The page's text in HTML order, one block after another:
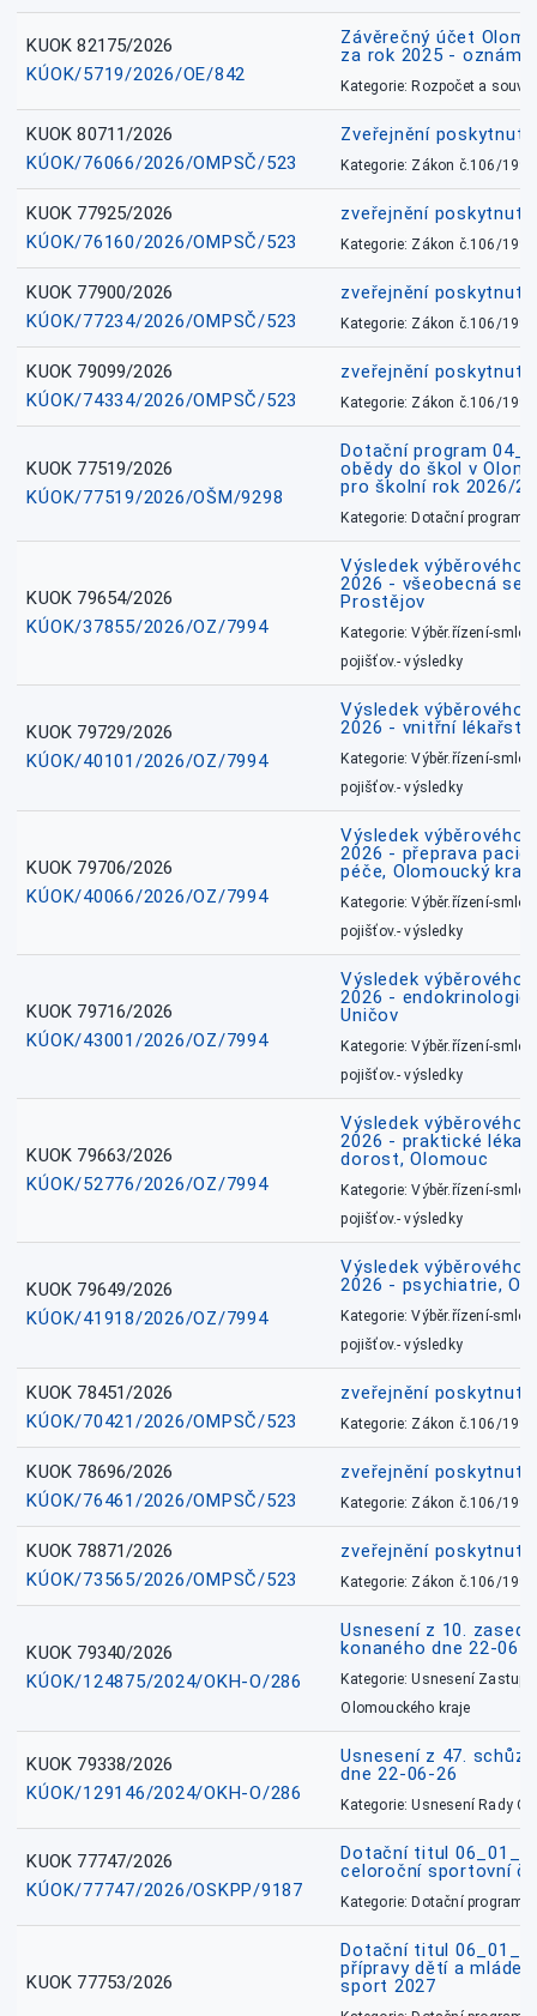
KUOK 82175/2026
KÚOK/5719/2026/OE/842
Závěrečný účet
za rok 2025 -
Kategorie: Rozpočet a
KUOK 80711/2026
KÚOK/76066/2026/OMPSČ/523
Zveřejnění
Kategorie: Zákon č.106/1999
KUOK 77925/2026
KÚOK/76160/2026/OMPSČ/523
zveřejnění
Kategorie: Zákon č.106/1999
KUOK 77900/2026
KÚOK/77234/2026/OMPSČ/523
zveřejnění
Kategorie: Zákon č.106/1999
KUOK 79099/2026
KÚOK/74334/2026/OMPSČ/523
zveřejnění
Kategorie: Zákon č.106/1999
KUOK 77519/2026
KÚOK/77519/2026/OŠM/9298
Dotační program
obědy do škol v
pro školní rok 2026/
Kategorie: Dotační
KUOK 79654/2026
KÚOK/37855/2026/OZ/7994
Výsledek výběrového
2026 - všeobecná
Prostějov
Kategorie: Výběr.řízení-
pojišťov.- výsledky
KUOK 79729/2026
KÚOK/40101/2026/OZ/7994
Výsledek výběrového
2026 - vnitřní
Kategorie: Výběr.řízení-
pojišťov.- výsledky
KUOK 79706/2026
KÚOK/40066/2026/OZ/7994
Výsledek výběrového
2026 - přeprava
péče, Olomoucký kraj
Kategorie: Výběr.řízení-
pojišťov.- výsledky
KUOK 79716/2026
KÚOK/43001/2026/OZ/7994
Výsledek výběrového
2026 - endokrinologie
Uničov
Kategorie: Výběr.řízení-
pojišťov.- výsledky
KUOK 79663/2026
KÚOK/52776/2026/OZ/7994
Výsledek výběrového
2026 - praktické
dorost, Olomouc
Kategorie: Výběr.řízení-
pojišťov.- výsledky
KUOK 79649/2026
KÚOK/41918/2026/OZ/7994
Výsledek výběrového
2026 - psychiatrie,
Kategorie: Výběr.řízení-
pojišťov.- výsledky
KUOK 78451/2026
KÚOK/70421/2026/OMPSČ/523
zveřejnění
Kategorie: Zákon č.106/1999
KUOK 78696/2026
KÚOK/76461/2026/OMPSČ/523
zveřejnění
Kategorie: Zákon č.106/1999
KUOK 78871/2026
KÚOK/73565/2026/OMPSČ/523
zveřejnění
Kategorie: Zákon č.106/1999
KUOK 79340/2026
KÚOK/124875/2024/OKH-O/286
Usnesení z 10.
konaného dne 22-06-
Kategorie: Usnesení
Olomouckého kraje
KUOK 79338/2026
KÚOK/129146/2024/OKH-O/286
Usnesení z 47.
dne 22-06-26
Kategorie: Usnesení Rady
KUOK 77747/2026
KÚOK/77747/2026/OSKPP/9187
Dotační titul
celoroční sportovní
Kategorie: Dotační
KUOK 77753/2026
Dotační titul
přípravy dětí a
sport 2027